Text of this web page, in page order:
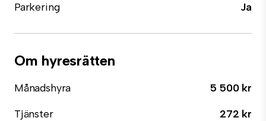
Parkering
Ja
Om hyresrätten
Månadshyra
5 500 kr
Tjänster
272 kr